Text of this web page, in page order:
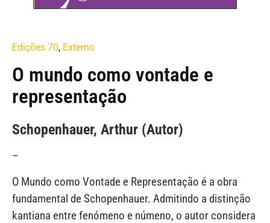
Edições 70, Externo
O mundo como vontade e
representação
Schopenhauer, Arthur (Autor)
–
O Mundo como Vontade e Representação é a obra
fundamental de Schopenhauer. Admitindo a distinção
kantiana entre fenómeno e númeno, o autor considera